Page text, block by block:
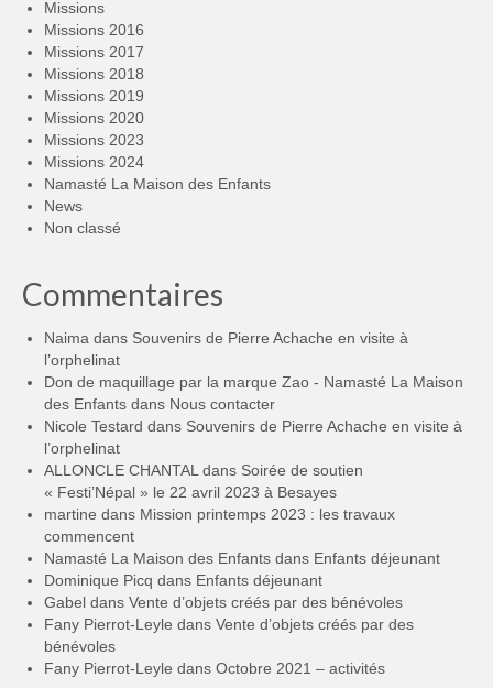
Missions
Missions 2016
Missions 2017
Missions 2018
Missions 2019
Missions 2020
Missions 2023
Missions 2024
Namasté La Maison des Enfants
News
Non classé
Commentaires
Naima dans Souvenirs de Pierre Achache en visite à
l’orphelinat
Don de maquillage par la marque Zao - Namasté La Maison
des Enfants dans Nous contacter
Nicole Testard dans Souvenirs de Pierre Achache en visite à
l’orphelinat
ALLONCLE CHANTAL dans Soirée de soutien
« Festi’Népal » le 22 avril 2023 à Besayes
martine dans Mission printemps 2023 : les travaux
commencent
Namasté La Maison des Enfants dans Enfants déjeunant
Dominique Picq dans Enfants déjeunant
Gabel dans Vente d’objets créés par des bénévoles
Fany Pierrot-Leyle dans Vente d’objets créés par des
bénévoles
Fany Pierrot-Leyle dans Octobre 2021 – activités